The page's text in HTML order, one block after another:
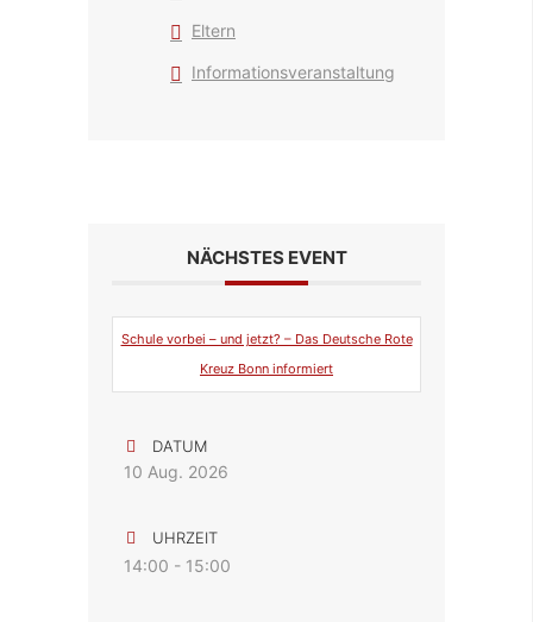
Eltern
Informationsveranstaltung
NÄCHSTES EVENT
Schule vorbei – und jetzt? – Das Deutsche Rote
Kreuz Bonn informiert
DATUM
10 Aug. 2026
UHRZEIT
14:00 - 15:00